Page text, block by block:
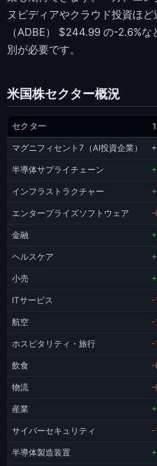
ヌビディアやクラウド投資ほ
（ADBE） $244.99 の-2.6%
別が必要です。
米国株セクター概況
セクター
マグニフィセント7（AI投資企業）
半導体サプライチェーン
インフラストラクチャー
エンタープライズソフトウェア -
金融
ヘルスケア
小売
ITサービス -
航空 -
ホスピタリティ・旅行 -
飲食 -
物流 -
産業
サイバーセキュリティ -
半導体製造装置